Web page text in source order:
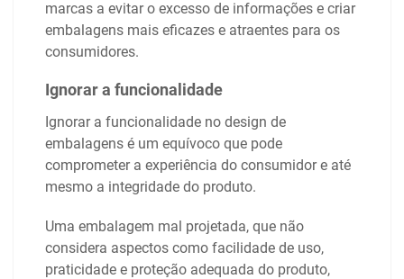
marcas a evitar o excesso de informações e criar
embalagens mais eficazes e atraentes para os
consumidores.
Ignorar a funcionalidade
Ignorar a funcionalidade no design de
embalagens é um equívoco que pode
comprometer a experiência do consumidor e até
mesmo a integridade do produto.
Uma embalagem mal projetada, que não
considera aspectos como facilidade de uso,
praticidade e proteção adequada do produto,